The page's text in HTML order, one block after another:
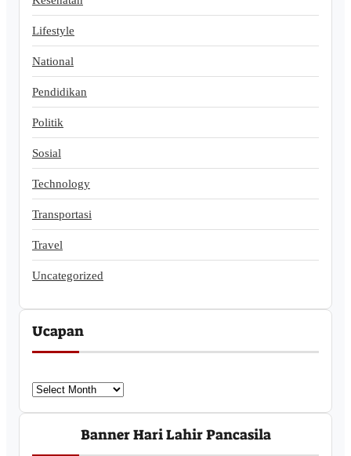
Lifestyle
National
Pendidikan
Politik
Sosial
Technology
Transportasi
Travel
Uncategorized
Ucapan
U
c
Banner Hari Lahir Pancasila